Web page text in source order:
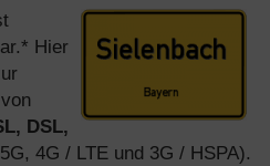
Hier
von
DSL,
4G / LTE und 3G / HSPA).